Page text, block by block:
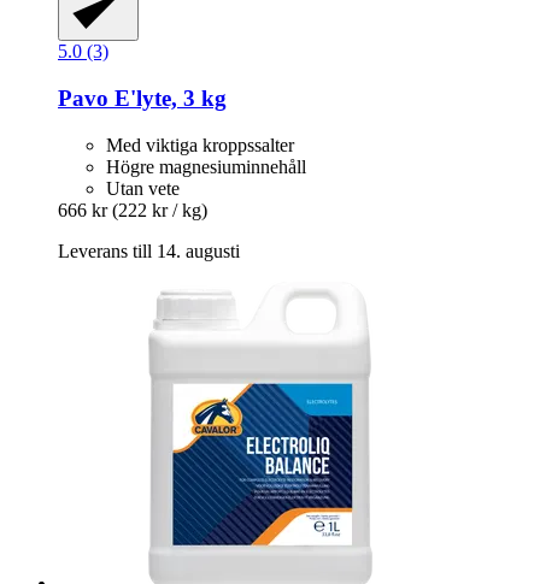
5.0 (3)
Pavo E'lyte, 3 kg
Med viktiga kroppssalter
Högre magnesiuminnehåll
Utan vete
666 kr (222 kr / kg)
Leverans till 14. augusti